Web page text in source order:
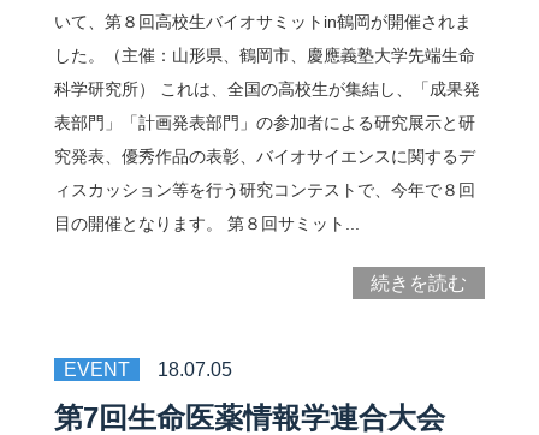
鶴岡タウンキャンパス
慶應義塾大学
いて、第８回高校生バイオサミットin鶴岡が開催されま
した。（主催：山形県、鶴岡市、慶應義塾大学先端生命
科学研究所） これは、全国の高校生が集結し、「成果発
表部門」「計画発表部門」の参加者による研究展示と研
究発表、優秀作品の表彰、バイオサイエンスに関するデ
ィスカッション等を行う研究コンテストで、今年で８回
目の開催となります。 第８回サミット...
続きを読む
EVENT 18.07.05
第7回生命医薬情報学連合大会